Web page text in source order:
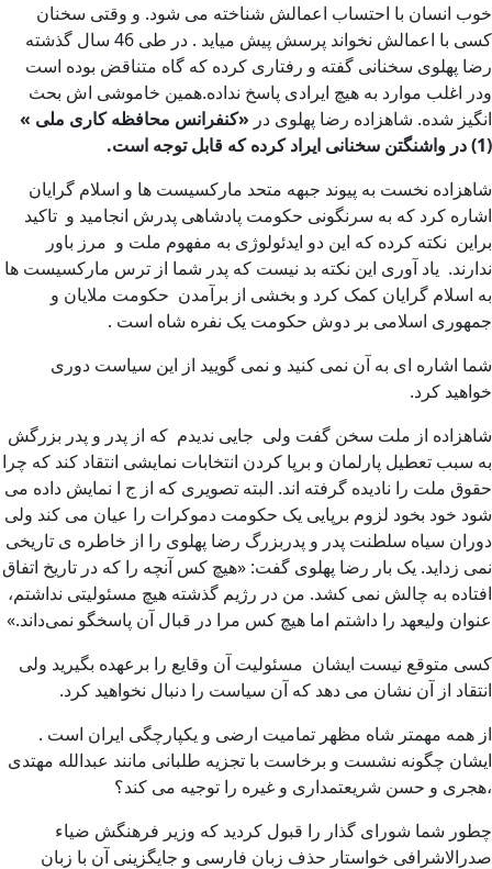
خوب انسان با احتساب اعمالش شناخته می شود. و وقتی سخنان
کسی با اعمالش نخواند پرسش پیش میاید . در طی 46 سال گذشته
رضا پهلوی سخنانی گفته و رفتاری کرده که گاه متناقض بوده است
ودر اغلب موارد به هیچ ایرادی پاسخ نداده.همین خاموشی اش بحث
انگیز شده. شاهزاده رضا پهلوی در «کنفرانس محافظهکاری ملی »
(1) در واشنگتن سخنانی ایراد کرده که قابل توجه است.
شاهزاده نخست به پیوند جبهه متحد مارکسیست ها و اسلام گرایان
اشاره کرد که به سرنگونی حکومت پادشاهی پدرش انجامید و تاکید
براین نکته کرده که این دو ایدئولوژی به مفهوم ملت و مرز باور
ندارند. یاد آوری این نکته بد نیست که پدر شما از ترس مارکسیست ها
به اسلام گرایان کمک کرد و بخشی از برآمدن حکومت ملایان و
جمهوری اسلامی بر دوش حکومت یک نفره شاه است .
شما اشاره ای به آن نمی کنید و نمی گویید از این سیاست دوری
خواهید کرد.
شاهزاده از ملت سخن گفت ولی جایی ندیدم که از پدر و پدر بزرگش
به سبب تعطیل پارلمان و برپا کردن انتخابات نمایشی انتقاد کند که چرا
حقوق ملت را نادیده گرفته اند. البته تصویری که از ج ا نمایش داده می
شود خود بخود لزوم برپایی یک حکومت دموکرات را عیان می کند ولی
دوران سیاه سلطنت پدر و پدربزرگ رضا پهلوی را از خاطره ی تاریخی
نمی زداید. یک بار رضا پهلوی گفت: «هیچ کس آنچه را که در تاریخ اتفاق
افتاده به چالش نمی کشد. من در رژیم گذشته هیچ مسئولیتی نداشتم،
عنوان ولیعهد را داشتم اما هیچ کس مرا در قبال آن پاسخگو نمی‌داند.»
کسی متوقع نیست ایشان مسئولیت آن وقایع را برعهده بگیرید ولی
انتقاد از آن نشان می دهد که آن سیاست را دنبال نخواهید کرد.
از همه مهمتر شاه مظهر تمامیت ارضی و یکپارچگی ایران است .
ایشان چگونه نشست و برخاست با تجزیه طلبانی مانند عبدالله مهتدی
،هجری و حسن شریعتمداری و غیره را توجیه می کند؟
چطور شما شورای گذار را قبول کردید که وزیر فرهنگش ضیاء
صدرالاشرافی خواستار حذف زبان فارسی و جایگزینی آن با زبان